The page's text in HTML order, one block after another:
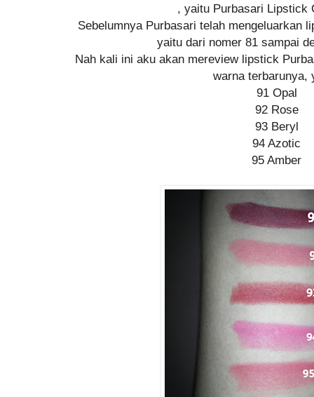
, yaitu Purbasari Lipstick
Sebelumnya Purbasari telah mengeluarkan
yaitu dari nomer 81 sampai
Nah kali ini aku akan mereview lipstick
warna terbarunya,
91 Opal
92 Rose
93 Beryl
94 Azotic
95 Amber